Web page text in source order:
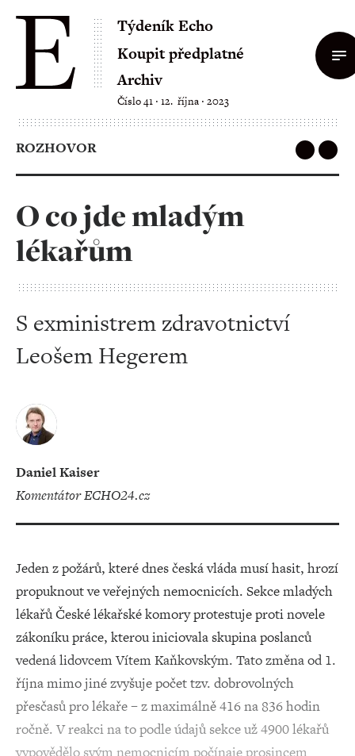
Týdeník Echo
Koupit předplatné
Archiv
Číslo 41 ‧ 12. října ‧ 2023
ROZHOVOR
O co jde mladým
lékařům
S exministrem zdravotnictví
Leošem Hegerem
Daniel Kaiser
komentátor ECHO24.cz
Jeden z požárů, které dnes česká vláda musí hasit, hrozí
propuknout ve veřejných nemocnicích. Sekce mladých
lékařů České lékařské komory protestuje proti novele
zákoníku práce, kterou iniciovala skupina poslanců
vedená lidovcem Vítem Kaňkovským. Tato změna od 1.
října mimo jiné zvyšuje počet tzv. dobrovolných
přesčasů pro lékaře – z maximálně 416 na 836 hodin
ročně. V reakci na to podle údajů sekce už 4900 lékařů
vypovědělo svým nemocnicím počínaje prosincem